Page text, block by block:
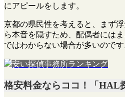
にアピールをします。
京都の県民性を考えると、まず
ら本音を隠すため、配偶者には
ではわからない場合が多いので
安い探偵事務所ランキング
格安料金ならココ！「HAL